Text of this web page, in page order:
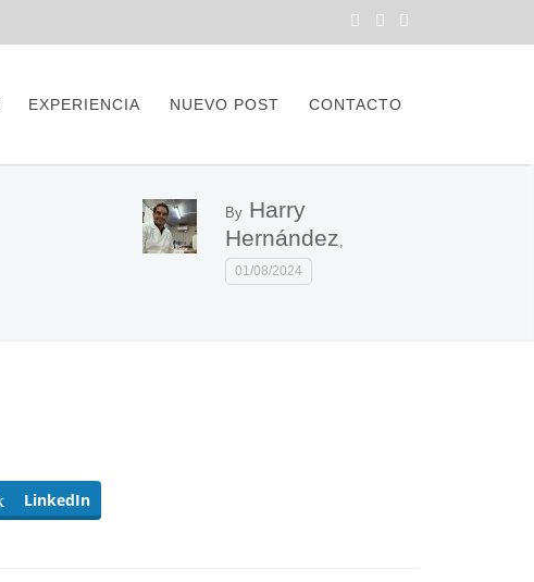
EXPERIENCIA NUEVO POST CONTACTO
By Harry
Hernández
01/08/2024
LinkedIn